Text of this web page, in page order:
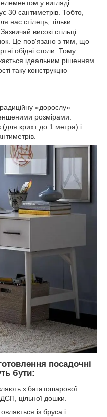
у вигляді
30 сантиметрів. Тобто,
нас стілець, тільки
високі стільці
Це пов'язано з тим, що
обідні столи. Тому
ідеальним рішенням
таку конструкцію
«дорослу»
розмірами:
(для крихт до 1 метра) і
посадочні
бути:
з багатошарової
цільної дошки.
із бруса і